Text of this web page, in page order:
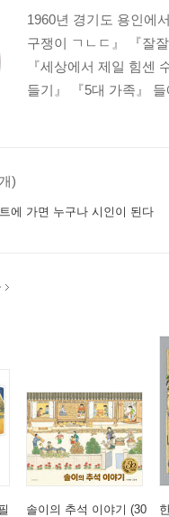
1960년 경기도 용인에
구쟁이 ㄱㄴㄷ』 『잘
『세상에서 제일 힘센
들기』 『5대 가족』
)
에 가면 누구나 시인이 된다
솔이의 추석 이야기 (30